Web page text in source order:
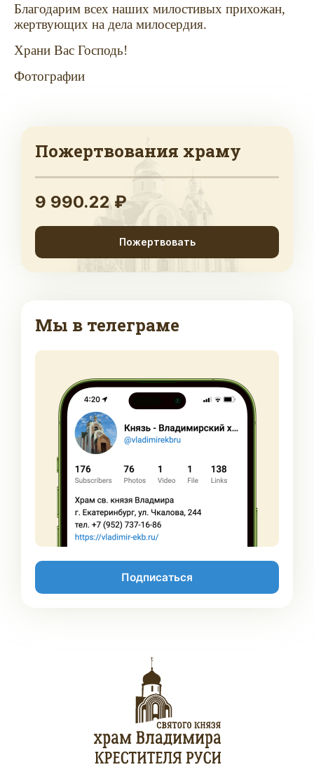
Благодарим всех наших милостивых прихожан,
жертвующих на дела милосердия.
Храни Вас Господь!
Фотографии
Пожертвования храму
9 990.22 ₽
Пожертвовать
Мы в телеграме
Подписаться